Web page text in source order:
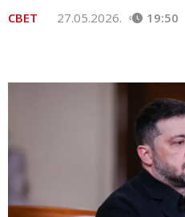
СВЕТ 27.05.2026. 19:50